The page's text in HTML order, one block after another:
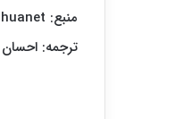
منبع:
ترجمه: